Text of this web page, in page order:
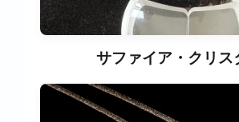
サファイア・クリス